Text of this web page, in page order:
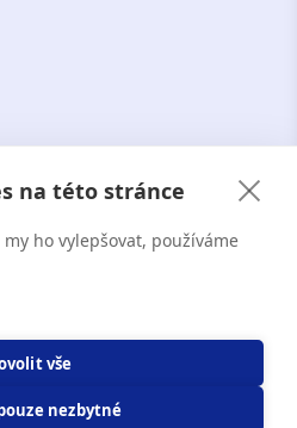
na této stránce
ho vylepšovat, používáme
vše
nezbytné
s.r.o. 2026. Všechna práva